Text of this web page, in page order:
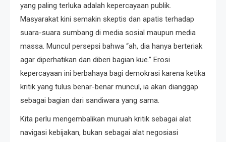
yang paling terluka adalah kepercayaan publik.
Masyarakat kini semakin skeptis dan apatis terhadap
suara-suara sumbang di media sosial maupun media
massa. Muncul persepsi bahwa “ah, dia hanya berteriak
agar diperhatikan dan diberi bagian kue.” Erosi
kepercayaan ini berbahaya bagi demokrasi karena ketika
kritik yang tulus benar-benar muncul, ia akan dianggap
sebagai bagian dari sandiwara yang sama.
Kita perlu mengembalikan muruah kritik sebagai alat
navigasi kebijakan, bukan sebagai alat negosiasi